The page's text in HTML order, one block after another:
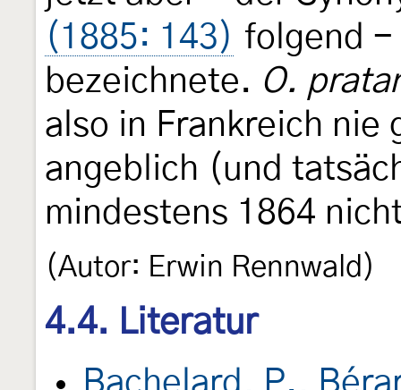
(1885: 143) folgend
bezeichnete. O.
also in Frankreich nie
angeblich (und
mindestens 1864
(Autor: Erwin Rennwald)
4.4. Literatur